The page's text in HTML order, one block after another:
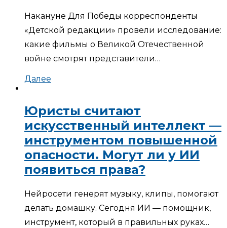
Накануне Для Победы корреспонденты
«Детской редакции» провели исследование:
какие фильмы о Великой Отечественной
войне смотрят представители…
Далее
Юристы считают
искусственный интеллект —
инструментом повышенной
опасности. Могут ли у ИИ
появиться права?
Нейросети генерят музыку, клипы, помогают
делать домашку. Сегодня ИИ — помощник,
инструмент, который в правильных руках…